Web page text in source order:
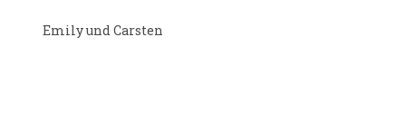
Emily und Carsten